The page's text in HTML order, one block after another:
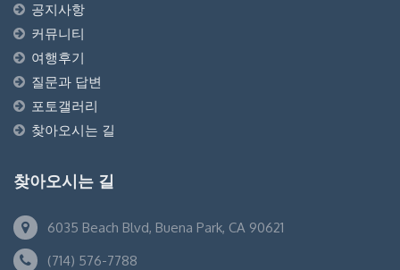
공지사항
커뮤니티
여행후기
질문과 답변
포토갤러리
찾아오시는 길
찾아오시는 길
6035 Beach Blvd, Buena Park, CA 90621
(714) 576-7788